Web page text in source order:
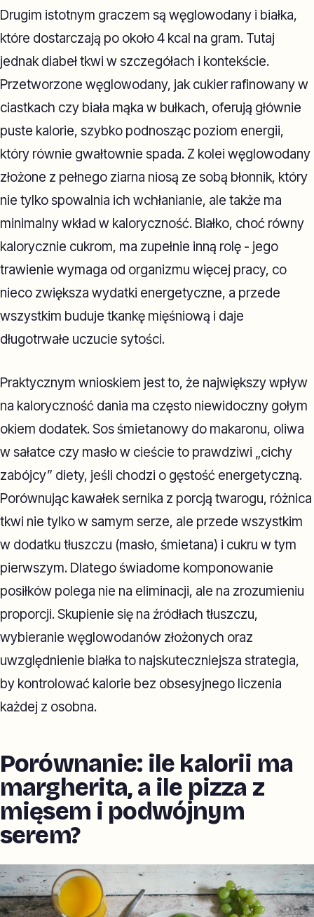
Drugim istotnym graczem są węglowodany i białka,
które dostarczają po około 4 kcal na gram. Tutaj
jednak diabeł tkwi w szczegółach i kontekście.
Przetworzone węglowodany, jak cukier rafinowany w
ciastkach czy biała mąka w bułkach, oferują głównie
puste kalorie, szybko podnosząc poziom energii,
który równie gwałtownie spada. Z kolei węglowodany
złożone z pełnego ziarna niosą ze sobą błonnik, który
nie tylko spowalnia ich wchłanianie, ale także ma
minimalny wkład w kaloryczność. Białko, choć równy
kalorycznie cukrom, ma zupełnie inną rolę - jego
trawienie wymaga od organizmu więcej pracy, co
nieco zwiększa wydatki energetyczne, a przede
wszystkim buduje tkankę mięśniową i daje
długotrwałe uczucie sytości.
Praktycznym wnioskiem jest to, że największy wpływ
na kaloryczność dania ma często niewidoczny gołym
okiem dodatek. Sos śmietanowy do makaronu, oliwa
w sałatce czy masło w cieście to prawdziwi „cichy
zabójcy” diety, jeśli chodzi o gęstość energetyczną.
Porównując kawałek sernika z porcją twarogu, różnica
tkwi nie tylko w samym serze, ale przede wszystkim
w dodatku tłuszczu (masło, śmietana) i cukru w tym
pierwszym. Dlatego świadome komponowanie
posiłków polega nie na eliminacji, ale na zrozumieniu
proporcji. Skupienie się na źródłach tłuszczu,
wybieranie węglowodanów złożonych oraz
uwzględnienie białka to najskuteczniejsza strategia,
by kontrolować kalorie bez obsesyjnego liczenia
każdej z osobna.
Porównanie: ile kalorii ma
margherita, a ile pizza z
mięsem i podwójnym
serem?